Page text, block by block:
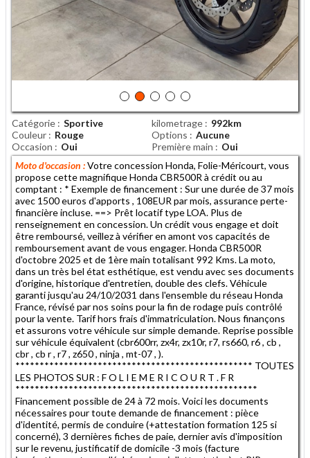
Catégorie Sportive kilometrage
992km
Couleur
Rouge Options
Aucune
Occasion
Oui Première main
Oui
Moto d'occasion :Votre concession Honda, Folie-Méricourt, vous
propose cette magnifique Honda CBR500R à crédit ou au
comptant : * Exemple de financement : Sur une durée de 37 mois
avec 1500 euros d'apports , 108EUR par mois, assurance perte-
financière incluse. ==> Prêt locatif type LOA. Plus de
renseignement en concession. Un crédit vous engage et doit
être remboursé, veillez à vérifier en amont vos capacités de
remboursement avant de vous engager. Honda CBR500R
d'octobre 2025 et de 1ère main totalisant 992 Kms. La moto,
dans un très bel état esthétique, est vendu avec ses documents
d'origine, historique d'entretien, double des clefs. Véhicule
garanti jusqu'au 24/10/2031 dans l'ensemble du réseau Honda
France, révisé par nos soins pour la fin de rodage puis contrôlé
pour la vente. Tarif hors frais d'immatriculation. Nous finançons
et assurons votre véhicule sur simple demande. Reprise possible
sur véhicule équivalent (cbr600rr, zx4r, zx10r, r7, rs660, r6 , cb ,
cbr , cb r , r7 , z650 , ninja , mt-07 , ).
************************************************* TOUTES
LES PHOTOS SUR : F O L I E M E R I C O U R T . F R
**************************************************
Financement possible de 24 à 72 mois. Voici les documents
nécessaires pour toute demande de financement : pièce
d'identité, permis de conduire (+attestation formation 125 si
concerné), 3 dernières fiches de paie, dernier avis d'imposition
sur le revenu, justificatif de domicile -3 mois (facture